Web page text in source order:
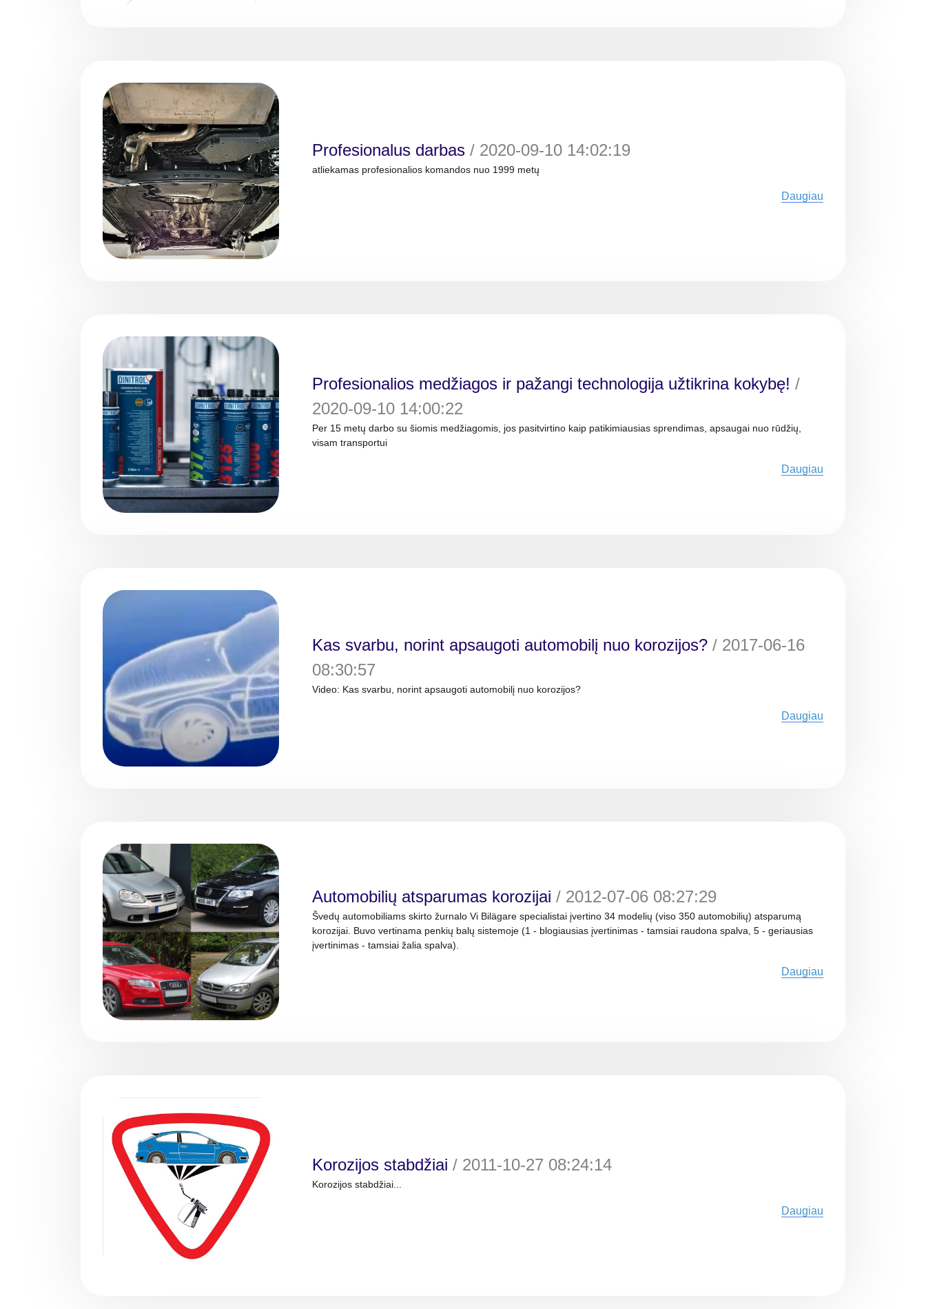
Profesionalus darbas / 2020-09-10 14:02:19
atliekamas profesionalios komandos nuo 1999 metų
Daugiau
Profesionalios medžiagos ir pažangi technologija užtikrina kokybę! /
2020-09-10 14:00:22
Per 15 metų darbo su šiomis medžiagomis, jos pasitvirtino kaip patikimiausias sprendimas, apsaugai nuo rūdžių,
visam transportui
Daugiau
Kas svarbu, norint apsaugoti automobilį nuo korozijos? / 2017-06-16
08:30:57
Video: Kas svarbu, norint apsaugoti automobilį nuo korozijos?
Daugiau
Automobilių atsparumas korozijai / 2012-07-06 08:27:29
Švedų automobiliams skirto žurnalo Vi Bilägare specialistai įvertino 34 modelių (viso 350 automobilių) atsparumą
korozijai. Buvo vertinama penkių balų sistemoje (1 - blogiausias įvertinimas - tamsiai raudona spalva, 5 - geriausias
įvertinimas - tamsiai žalia spalva).
Daugiau
Korozijos stabdžiai / 2011-10-27 08:24:14
Korozijos stabdžiai...
Daugiau